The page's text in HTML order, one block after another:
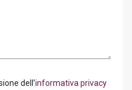
dell’informativa privacy